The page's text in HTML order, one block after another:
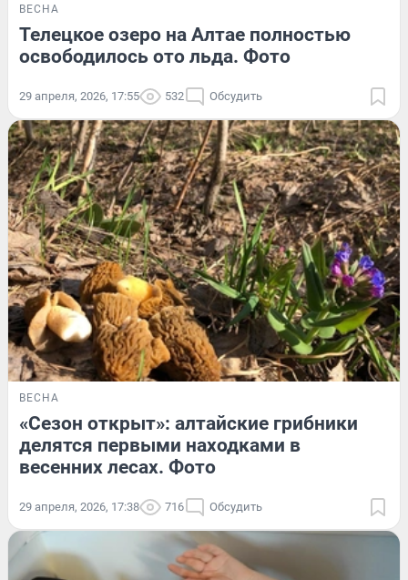
ВЕСНА
Телецкое озеро на Алтае полностью
освободилось ото льда. Фото
29 апреля, 2026, 17:55 532 Обсудить
ВЕСНА
«Сезон открыт»: алтайские грибники
делятся первыми находками в
весенних лесах. Фото
29 апреля, 2026, 17:38 716 Обсудить